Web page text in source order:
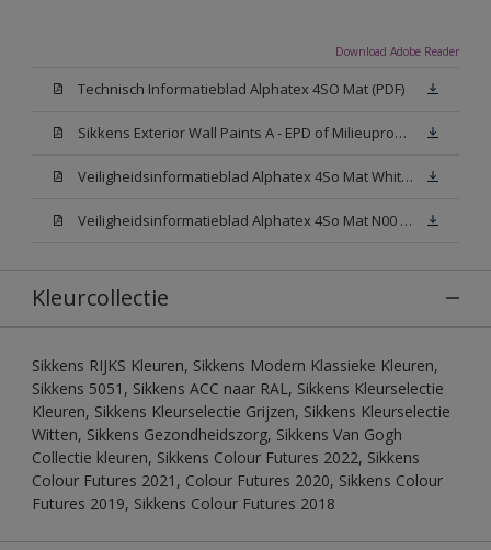
Download Adobe Reader
Technisch Informatieblad Alphatex 4SO Mat (PDF)
Sikkens Exterior Wall Paints A - EPD of Milieuproductverklaring
Veiligheidsinformatieblad Alphatex 4So Mat White W05 (MSDS)
Veiligheidsinformatieblad Alphatex 4So Mat N00 (MSDS)
Kleurcollectie
Sikkens RIJKS Kleuren, Sikkens Modern Klassieke Kleuren,
Sikkens 5051, Sikkens ACC naar RAL, Sikkens Kleurselectie
Kleuren, Sikkens Kleurselectie Grijzen, Sikkens Kleurselectie
Witten, Sikkens Gezondheidszorg, Sikkens Van Gogh
Collectie kleuren, Sikkens Colour Futures 2022, Sikkens
Colour Futures 2021, Colour Futures 2020, Sikkens Colour
Futures 2019, Sikkens Colour Futures 2018